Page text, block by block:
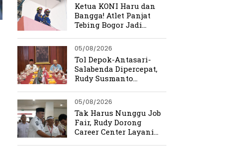
Ketua KONI Haru dan
Bangga! Atlet Panjat
Tebing Bogor Jadi
Merah Putih Raksasa
05/08/2026
Tol Depok-Antasari-
Salabenda Dipercepat,
Rudy Susmanto
Magnet Investasi
05/08/2026
Tak Harus Nunggu Job
Fair, Rudy Dorong
Career Center Layani